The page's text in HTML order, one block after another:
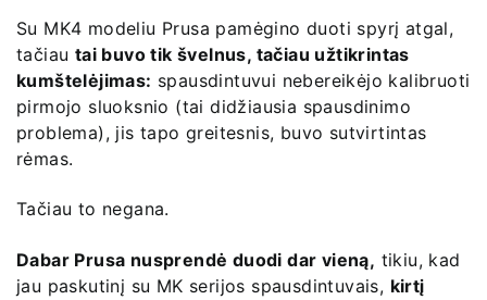
Su MK4 modeliu Prusa pamėgino duoti spyrį atgal,
tačiau tai buvo tik švelnus, tačiau užtikrintas
kumštelėjimas: spausdintuvui nebereikėjo kalibruoti
pirmojo sluoksnio (tai didžiausia spausdinimo
problema), jis tapo greitesnis, buvo sutvirtintas
rėmas.
Tačiau to negana.
Dabar Prusa nusprendė duodi dar vieną, tikiu, kad
jau paskutinį su MK serijos spausdintuvais, kirtį